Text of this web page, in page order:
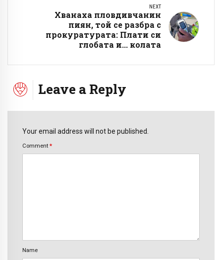
NEXT
Хванаха пловдивчанин
пиян, той се разбра с
прокуратурата: Плати си
глобата и... колата
Leave a Reply
Your email address will not be published.
Comment *
Name